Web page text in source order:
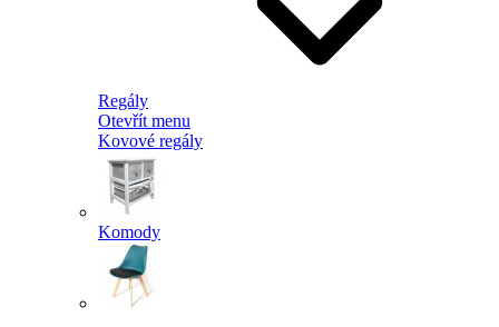
Regály
Otevřít menu
Kovové regály
Komody